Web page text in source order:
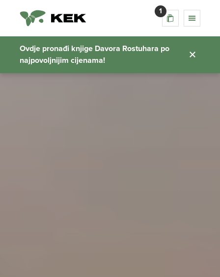
1
Ovdje pronađi knjige Davora Rostuhara po
najpovoljnijim cijenama!